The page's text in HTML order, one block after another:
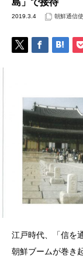
島」で接待
2019.3.4 朝鮮通信
江戸時代、「信を
朝鮮ブームが巻き